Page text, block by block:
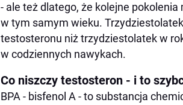
- ale też dlatego, że kolejne
w tym samym wieku.
testosteronu niż trzydziestolatek w
w codziennych nawykach.
Co niszczy testosteron - i to
BPA - bisfenol A - to substancja